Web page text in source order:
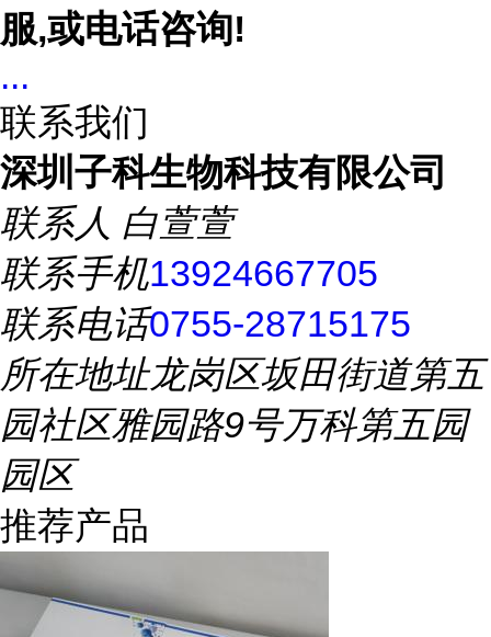
服,或电话咨询!
...
联系我们
深圳子科生物科技有限公司
联系人 白萱萱
联系手机13924667705
联系电话0755-28715175
所在地址龙岗区坂田街道第五
园社区雅园路9号万科第五园
园区
推荐产品